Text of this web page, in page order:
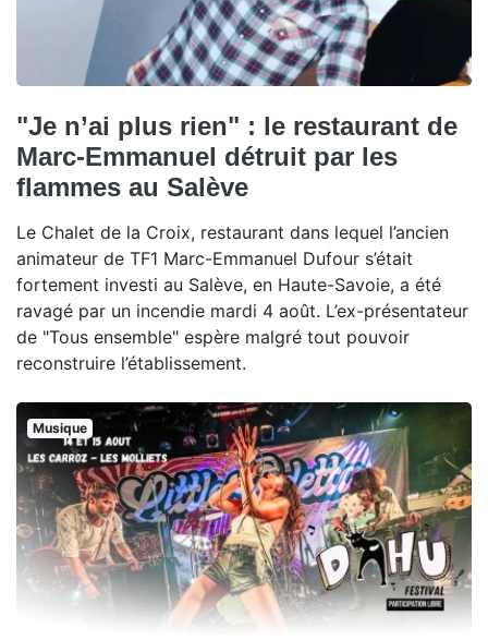
"Je n’ai plus rien" : le restaurant de
Marc-Emmanuel détruit par les
flammes au Salève
Le Chalet de la Croix, restaurant dans lequel l’ancien
animateur de TF1 Marc-Emmanuel Dufour s’était
fortement investi au Salève, en Haute-Savoie, a été
ravagé par un incendie mardi 4 août. L’ex-présentateur
de "Tous ensemble" espère malgré tout pouvoir
reconstruire l’établissement.
Musique